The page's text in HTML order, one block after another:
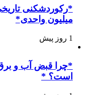
میلیون واحدی*
1 روز پیش
است؟ *